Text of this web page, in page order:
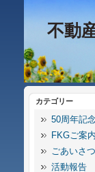
不動
カテゴリー
50周年記
FKGご案内
ごあいさつ
活動報告